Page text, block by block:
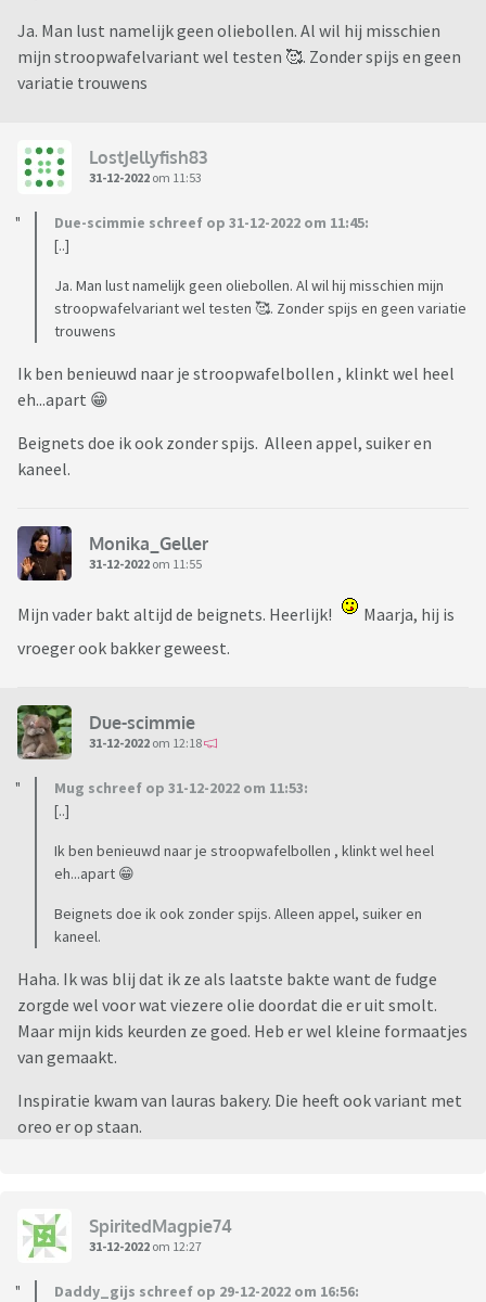
Ja. Man lust namelijk geen oliebollen. Al wil hij misschien
mijn stroopwafelvariant wel testen 🥰. Zonder spijs en geen
variatie trouwens
LostJellyfish83
31-12-2022 om 11:53
Due-scimmie schreef op 31-12-2022 om 11:45:
[..]
Ja. Man lust namelijk geen oliebollen. Al wil hij misschien mijn
stroopwafelvariant wel testen 🥰. Zonder spijs en geen variatie
trouwens
Ik ben benieuwd naar je stroopwafelbollen , klinkt wel heel
eh...apart 😁
Beignets doe ik ook zonder spijs. Alleen appel, suiker en
kaneel.
Monika_Geller
31-12-2022 om 11:55
Mijn vader bakt altijd de beignets. Heerlijk!
Maarja, hij is
vroeger ook bakker geweest.
Due-scimmie
31-12-2022 om 12:18
Mug schreef op 31-12-2022 om 11:53:
[..]
Ik ben benieuwd naar je stroopwafelbollen , klinkt wel heel
eh...apart 😁
Beignets doe ik ook zonder spijs. Alleen appel, suiker en
kaneel.
Haha. Ik was blij dat ik ze als laatste bakte want de fudge
zorgde wel voor wat viezere olie doordat die er uit smolt.
Maar mijn kids keurden ze goed. Heb er wel kleine formaatjes
van gemaakt.
Inspiratie kwam van lauras bakery. Die heeft ook variant met
oreo er op staan.
SpiritedMagpie74
31-12-2022 om 12:27
Daddy_gijs schreef op 29-12-2022 om 16:56: